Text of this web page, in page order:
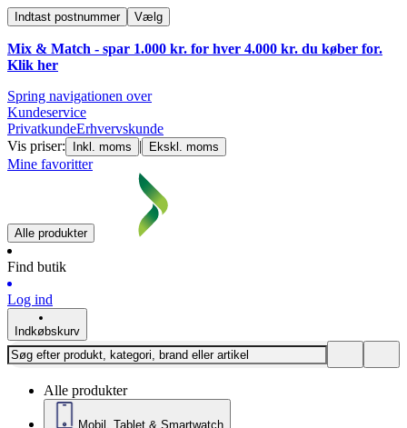
Indtast postnummer Vælg
Mix & Match - spar 1.000 kr. for hver 4.000 kr. du køber for.
Klik her
Spring navigationen over
Kundeservice
PrivatkundeErhvervskunde
Vis priser:
Inkl. moms | Ekskl. moms
Mine favoritter
Alle produkter
Find butik
Log ind
Indkøbskurv
Alle produkter
Mobil, Tablet & Smartwatch